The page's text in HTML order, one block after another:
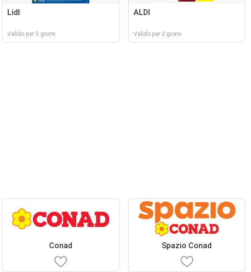
Lidl
Valido per 5 giorni
ALDI
Valido per 2 giorni
Conad Spazio Conad